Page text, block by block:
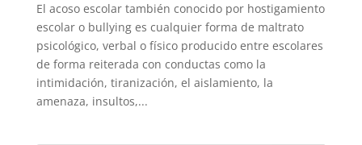
El acoso escolar también conocido por hostigamiento
escolar o bullying es cualquier forma de maltrato
psicológico, verbal o físico producido entre escolares
de forma reiterada con conductas como la
intimidación, tiranización, el aislamiento, la
amenaza, insultos,...